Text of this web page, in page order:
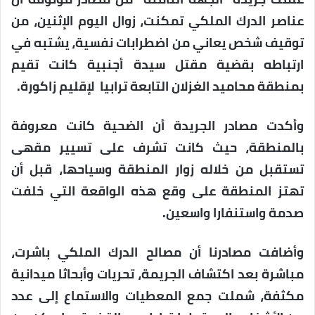
عناصر الدرك الملكي تمكنت، زوال اليوم الإثنين، من
توقيف شخص يعاني من اضطرابات نفسية، يشتبه في
ارتباطه بقضية مقتل سيدة أجنبية كانت تقيم
بمنطقة محاميد الغزلان التابعة ترابيا لإقليم زاكورة.
وأكدت مصادر الجريدة أن الضحية كانت معروفة
بالمنطقة، حيث كانت تشرف على تسيير مقهى
تستقبل من خلاله زوار المنطقة وسياحها، قبل أن
تهتز المنطقة على وقع هذه الواقعة التي خلفت
صدمة واستنفارا واسعين.
وأضافت مصادرنا أن مصالح الدرك الملكي باشرت،
مباشرة بعد اكتشاف الجريمة، تحريات وأبحاثا ميدانية
مكثفة، شملت جمع المعطيات والاستماع إلى عدد